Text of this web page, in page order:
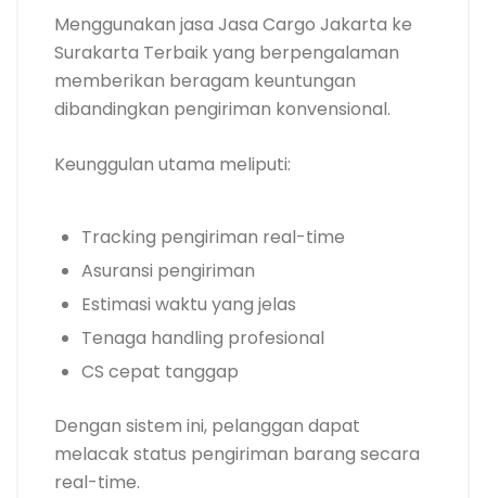
Menggunakan jasa Jasa Cargo Jakarta ke
Surakarta Terbaik yang berpengalaman
memberikan beragam keuntungan
dibandingkan pengiriman konvensional.
Keunggulan utama meliputi:
Tracking pengiriman real-time
Asuransi pengiriman
Estimasi waktu yang jelas
Tenaga handling profesional
CS cepat tanggap
Dengan sistem ini, pelanggan dapat
melacak status pengiriman barang secara
real-time.